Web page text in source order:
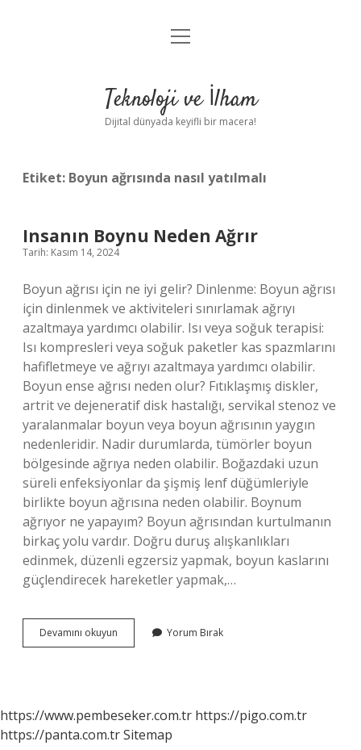
Anasayfa
Yasal Uyarı
menüyü
Teknoloji ve İlham
Dijital dünyada keyifli bir macera!
Etiket: Boyun ağrısında nasıl yatılmalı
Insanın Boynu Neden Ağrır
Tarih: Kasım 14, 2024
Boyun ağrısı için ne iyi gelir? Dinlenme: Boyun ağrısı
için dinlenmek ve aktiviteleri sınırlamak ağrıyı
azaltmaya yardımcı olabilir. Isı veya soğuk terapisi:
Isı kompresleri veya soğuk paketler kas spazmlarını
hafifletmeye ve ağrıyı azaltmaya yardımcı olabilir.
Boyun ense ağrısı neden olur? Fıtıklaşmış diskler,
artrit ve dejeneratif disk hastalığı, servikal stenoz ve
yaralanmalar boyun veya boyun ağrısının yaygın
nedenleridir. Nadir durumlarda, tümörler boyun
bölgesinde ağrıya neden olabilir. Boğazdaki uzun
süreli enfeksiyonlar da şişmiş lenf düğümleriyle
birlikte boyun ağrısına neden olabilir. Boynum
ağrıyor ne yapayım? Boyun ağrısından kurtulmanın
birkaç yolu vardır. Doğru duruş alışkanlıkları
edinmek, düzenli egzersiz yapmak, boyun kaslarını
güçlendirecek hareketler yapmak,…
Devamını okuyun
Boynu
Yorum Bırak
https://www.pembeseker.com.tr https://pigo.com.tr
https://panta.com.trSitemap